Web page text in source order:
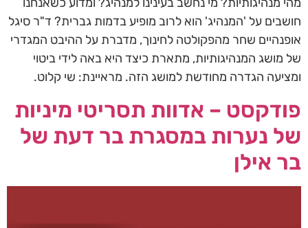
חושבים על 'המנהיג' הוא לרוב מופיע בדמות גברית? ד"ר סיגל
אופנהיים שחר מהפקולטה לחינוך, מדברת על ההיבט המגדרי
של מושג המנהיגותיות, מתארת כיצד היא באה לידי ביטוי
ומציעה הגדרה מחודשת למושג הזה. מראיינת: שי קלוט.
פודקסט – אדוות תסריטי מיניות
של נערות במסגרת בר דעת של
בר אילן